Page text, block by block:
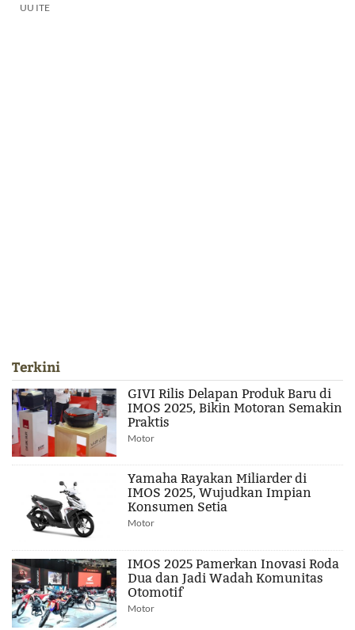
UU ITE
Terkini
GIVI Rilis Delapan Produk Baru di
IMOS 2025, Bikin Motoran Semakin
Praktis
Motor
Yamaha Rayakan Miliarder di
IMOS 2025, Wujudkan Impian
Konsumen Setia
Motor
IMOS 2025 Pamerkan Inovasi Roda
Dua dan Jadi Wadah Komunitas
Otomotif
Motor